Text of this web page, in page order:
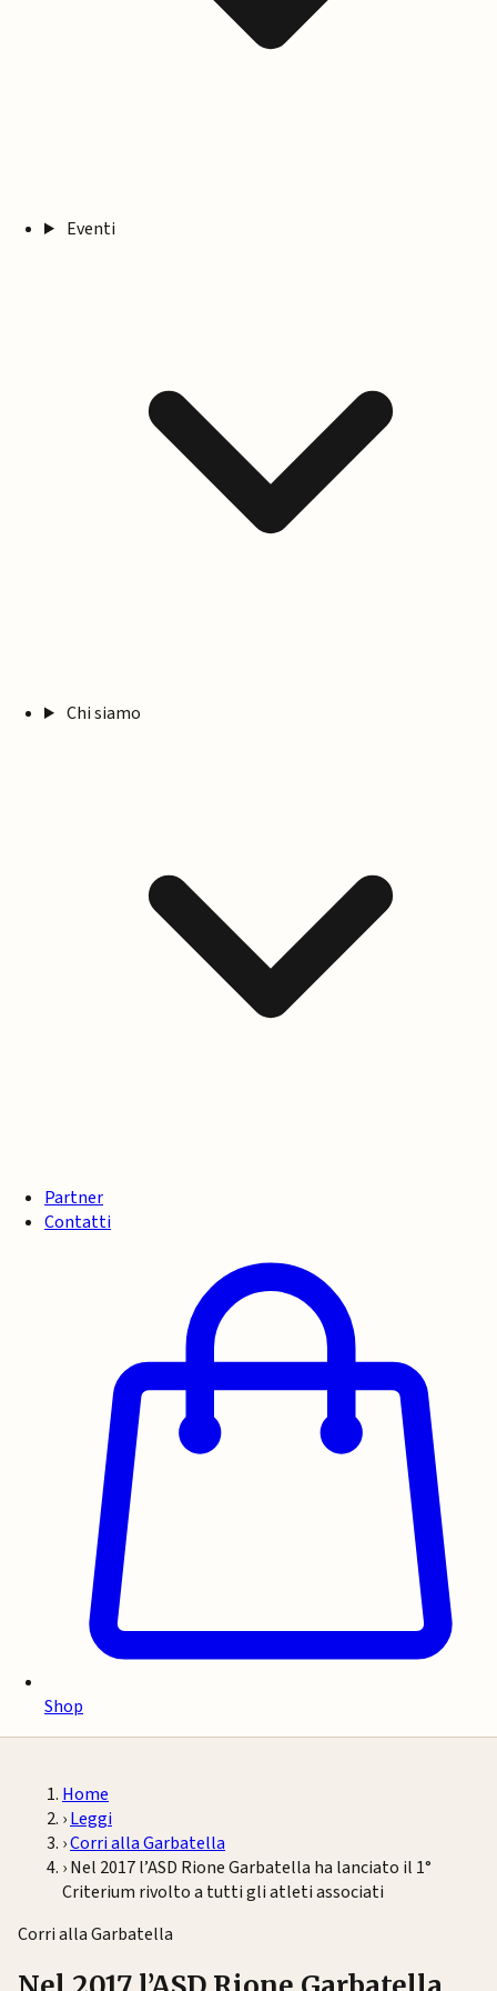
Eventi
Chi siamo
Partner
Contatti
Shop
Home
›Leggi
›Corri alla Garbatella
›Nel 2017 l’ASD Rione Garbatella ha lanciato il 1°
Criterium rivolto a tutti gli atleti associati
Corri alla Garbatella